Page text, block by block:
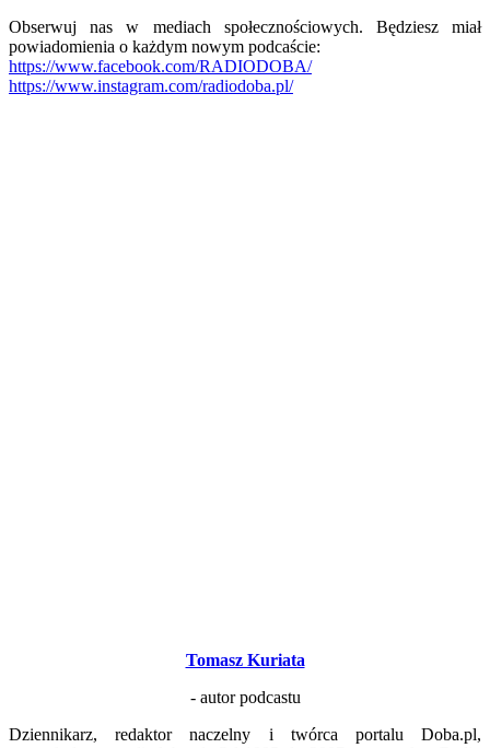
Obserwuj nas w mediach społecznościowych. Będziesz miał
powiadomienia o każdym nowym podcaście:
https://www.facebook.com/RADIODOBA/
https://www.instagram.com/radiodoba.pl/
Tomasz Kuriata
- autor podcastu
Dziennikarz, redaktor naczelny i twórca portalu Doba.pl,